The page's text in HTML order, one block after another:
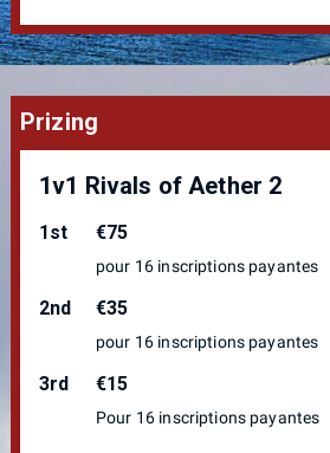
revente. Nous n'avons aucun soutien
nous même. (Sponsor, Ville etc)
Les mineurs de moins de 12 ans ne
gratuit d'après pool) Autorisation
en photo. Les photos risquent
réseaux sociaux. Si vous souhaitez
demander a couper la camera du
amenés a y apparaitre.
En entrant dans l'enceinte de
Prizing
1v1 Rivals of Aether 2
1st €75
pour 16 inscriptions payantes
2nd €35
pour 16 inscriptions payantes
3rd €15
Pour 16 inscriptions payantes